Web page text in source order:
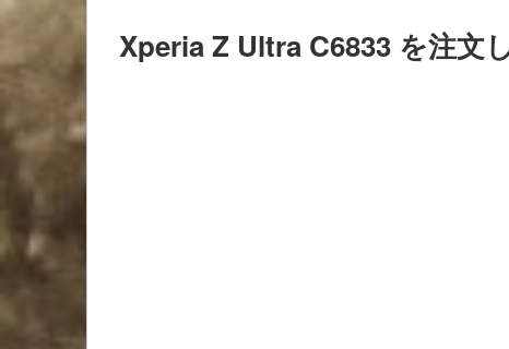
Xperia Z Ultra C6833 を注文